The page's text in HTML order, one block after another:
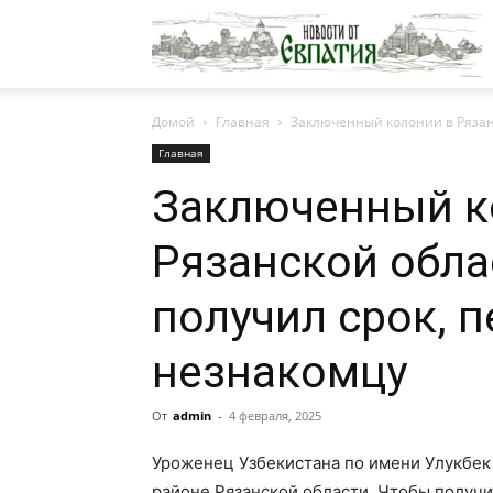
Домой Главная Заключенный колонии в
Главная
Заключенный
Рязанской
получил срок,
незнакомцу
От admin - 4 февраля, 2025
Уроженец Узбекистана по имени